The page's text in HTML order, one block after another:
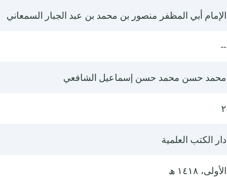
الإمام أبي المظفر منصور بن محمد بن عبد الجبار السمعاني
--
محمد حسن محمد حسن إسماعيل الشافعي
٢
دار الكتب العلمية
الأولى، ١٤١٨ ھ